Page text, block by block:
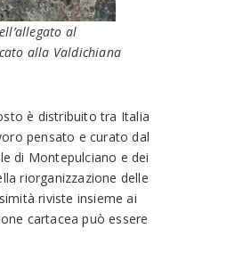
al
alla Valdichiana
è distribuito tra Italia
pensato e curato dal
di Montepulciano e dei
riorganizzazione delle
riviste insieme ai
cartacea può essere